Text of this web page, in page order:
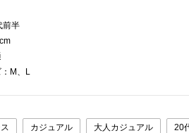
前半
M、L
カジュアル 大人カジュアル 20